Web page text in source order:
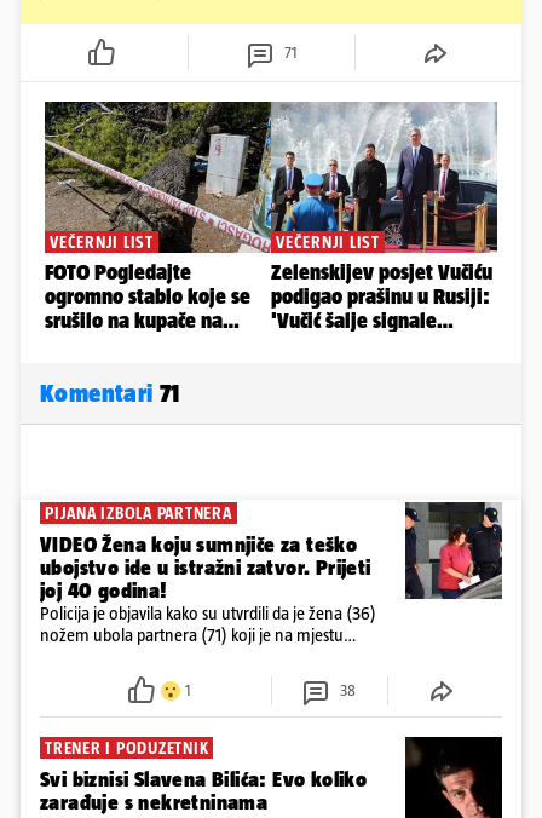
71
Komentari 71
PIJANA IZBOLA PARTNERA
VIDEO Žena koju sumnjiče za teško
ubojstvo ide u istražni zatvor. Prijeti
joj 40 godina!
Policija je objavila kako su utvrdili da je žena (36)
nožem ubola partnera (71) koji je na mjestu
ispitali i poslali u istražni zatvor
1 38
TRENER I PODUZETNIK
Svi biznisi Slavena Bilića: Evo koliko
zarađuje s nekretninama